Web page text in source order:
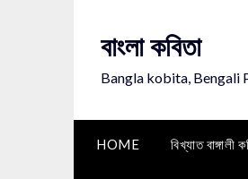
বাংলা কবিতা
Bangla kobita, Bengali
HOME বিখ্যাত বাঙ্গালী